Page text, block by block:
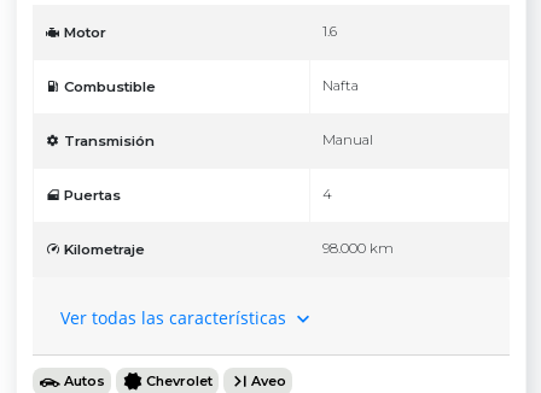
Motor 1.6
Combustible Nafta
Transmisión Manual
Puertas 4
Kilometraje 98.000 km
Ver todas las características
Autos Chevrolet Aveo